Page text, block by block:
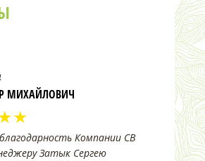
МИХАЙЛОВИЧ
Компании СВ
Затык Сергею